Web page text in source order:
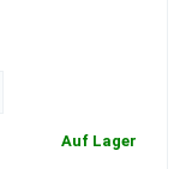
Auf Lager